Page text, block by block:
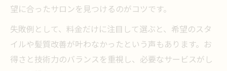
望に合ったサロンを見つけるのがコツです。
失敗例として、料金だけに注目して選ぶと、希望のスタ
イルや髪質改善が叶わなかったという声もあります。お
得さと技術力のバランスを重視し、必要なサービスがし